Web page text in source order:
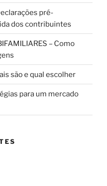
pré-
dos contribuintes
– Como
são e qual escolher
para um mercado